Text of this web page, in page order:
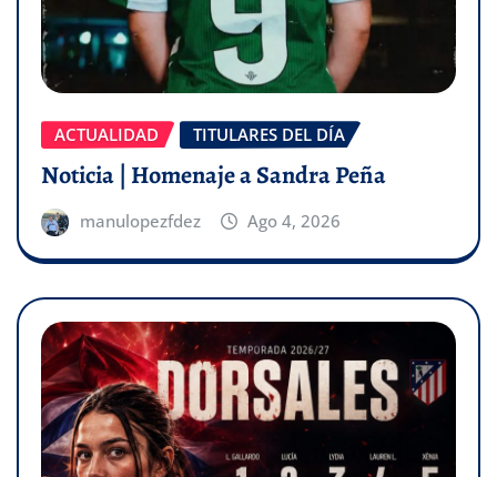
ACTUALIDAD TITULARES DEL DÍA
Noticia | Homenaje a Sandra Peña
manulopezfdez Ago 4, 2026